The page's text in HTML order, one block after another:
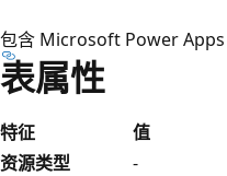
包含 Microsoft Power Apps
表属性
特征
值
资源类型
-